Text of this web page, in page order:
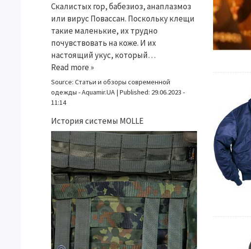
Скалистых гор, бабезиоз, анаплазмоз
или вирус Повассан. Поскольку клещи
такие маленькие, их трудно
почувствовать на коже. И их
настоящий укус, который…
Read more »
Source: Статьи и обзоры современной
одежды - Aquamir.UA | Published: 29.06.2023 -
11:14
История системы MOLLE